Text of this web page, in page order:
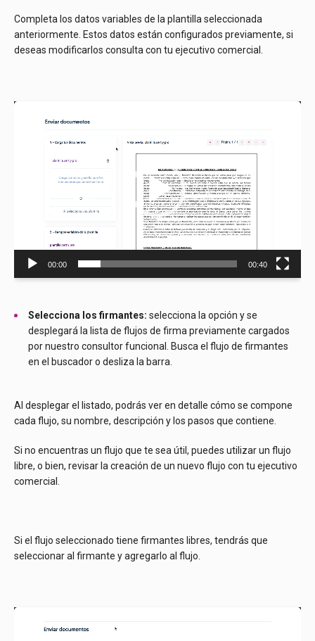
Completa los datos variables de la plantilla seleccionada
anteriormente. Estos datos están configurados previamente, si
deseas modificarlos consulta con tu ejecutivo comercial.
00:00 00:40
Selecciona los firmantes: selecciona la opción y se
desplegará la lista de flujos de firma previamente cargados
por nuestro consultor funcional. Busca el flujo de firmantes
en el buscador o desliza la barra.
Al desplegar el listado, podrás ver en detalle cómo se compone
cada flujo, su nombre, descripción y los pasos que contiene.
Si no encuentras un flujo que te sea útil, puedes utilizar un flujo
libre, o bien, revisar la creación de un nuevo flujo con tu ejecutivo
comercial.
Si el flujo seleccionado tiene firmantes libres, tendrás que
seleccionar al firmante y agregarlo al flujo.